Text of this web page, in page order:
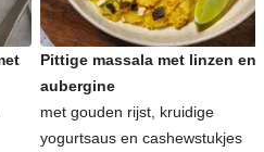
Pittige massala met linzen en
aubergine
met gouden rijst, kruidige
yogurtsaus en cashewstukjes